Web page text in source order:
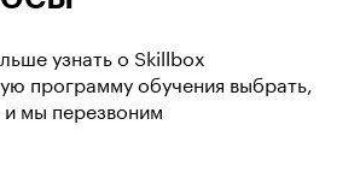
узнать о Skillbox
программу обучения выбрать,
и мы перезвоним